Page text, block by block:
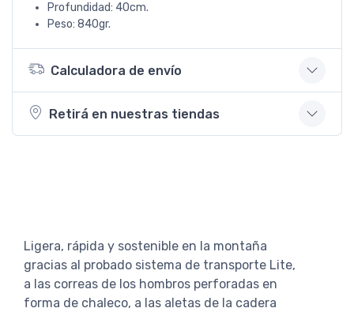
Profundidad: 40cm.
Peso: 840gr.
Calculadora de envío
Retirá en nuestras tiendas
Ligera, rápida y sostenible en la montaña
gracias al probado sistema de transporte Lite,
a las correas de los hombros perforadas en
forma de chaleco, a las aletas de la cadera